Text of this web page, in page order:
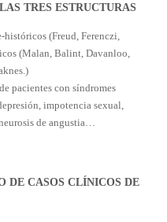
TRES ESTRUCTURAS
históricos (Freud, Ferenczi,
(Malan, Balint, Davanloo,
pacientes con síndromes
impotencia sexual,
de angustia…
DE CASOS CLÍNICOS DE